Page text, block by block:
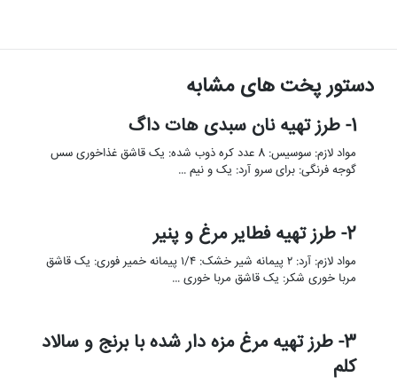
دستور پخت های مشابه
1- طرز تهیه نان سبدی هات داگ
مواد لازم: سوسیس: 8 عدد کره ذوب شده: یک قاشق غذاخوری سس
گوجه فرنگی: برای سرو آرد: یک و نیم …
2- طرز تهیه فطایر مرغ و پنیر
مواد لازم: آرد: ۲ پیمانه شیر خشک: ۱/۴ پیمانه خمیر فوری: یک قاشق
مربا خوری شکر: یک قاشق مربا خوری …
3- طرز تهیه مرغ مزه دار شده با برنج و سالاد
کلم